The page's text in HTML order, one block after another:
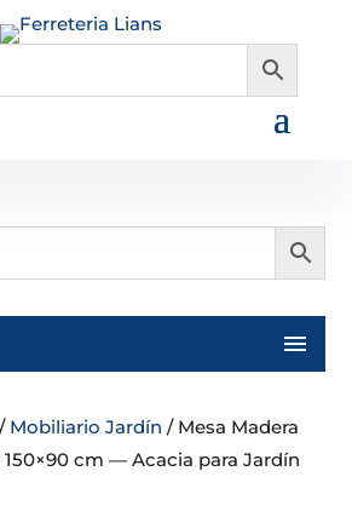
/ Mobiliario Jardín / Mesa Madera
150×90 cm — Acacia para Jardín